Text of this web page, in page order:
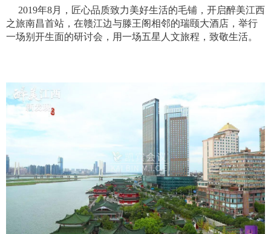
2019年8月，匠心品质致力美好生活的毛铺，开启醉美江西
之旅南昌首站，在赣江边与滕王阁相邻的瑞颐大酒店，举行
一场别开生面的研讨会，用一场五星人文旅程，致敬生活。